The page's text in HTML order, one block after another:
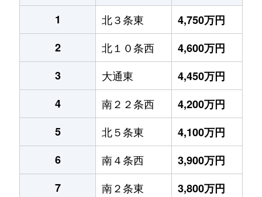
1
北３条東
4,750万円
2
北１０条西
4,600万円
3
大通東
4,450万円
4
南２２条西
4,200万円
5
北５条東
4,100万円
6
南４条西
3,900万円
7
南２条東 3,800万円